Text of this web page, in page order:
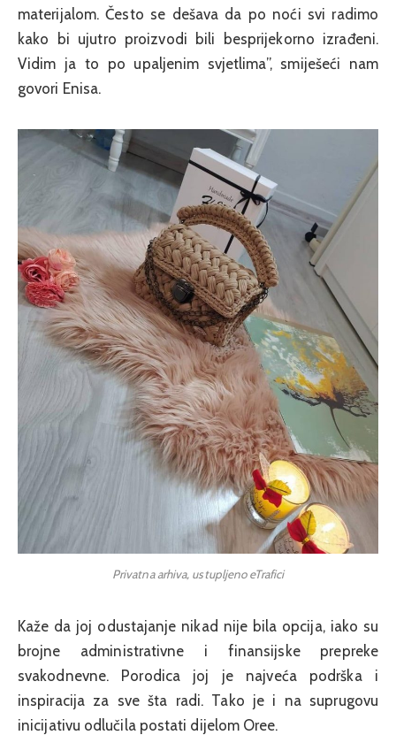
materijalom. Često se dešava da po noći svi radimo
kako bi ujutro proizvodi bili besprijekorno izrađeni.
Vidim ja to po upaljenim svjetlima”, smiješeći nam
govori Enisa.
Privatna arhiva, ustupljeno eTrafici
Kaže da joj odustajanje nikad nije bila opcija, iako su
brojne administrativne i finansijske prepreke
svakodnevne. Porodica joj je najveća podrška i
inspiracija za sve šta radi. Tako je i na suprugovu
inicijativu odlučila postati dijelom Oree.